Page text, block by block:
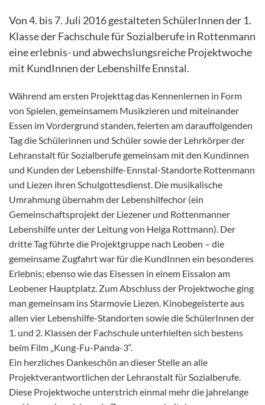
Von 4. bis 7. Juli 2016 gestalteten SchülerInnen der 1.
Klasse der Fachschule für Sozialberufe in Rottenmann
eine erlebnis- und abwechslungsreiche Projektwoche
mit KundInnen der Lebenshilfe Ennstal.
Während am ersten Projekttag das Kennenlernen in Form
von Spielen, gemeinsamem Musikzieren und miteinander
Essen im Vordergrund standen, feierten am darauffolgenden
Tag die Schülerinnen und Schüler sowie der Lehrkörper der
Lehranstalt für Sozialberufe gemeinsam mit den Kundinnen
und Kunden der Lebenshilfe-Ennstal-Standorte Rottenmann
und Liezen ihren Schulgottesdienst. Die musikalische
Umrahmung übernahm der Lebenshilfechor (ein
Gemeinschaftsprojekt der Liezener und Rottenmanner
Lebenshilfe unter der Leitung von Helga Rottmann). Der
dritte Tag führte die Projektgruppe nach Leoben – die
gemeinsame Zugfahrt war für die KundInnen ein besonderes
Erlebnis; ebenso wie das Eisessen in einem Eissalon am
Leobener Hauptplatz. Zum Abschluss der Projektwoche ging
man gemeinsam ins Starmovie Liezen. Kinobegeisterte aus
allen vier Lebenshilfe-Standorten sowie die SchülerInnen der
1. und 2. Klassen der Fachschule unterhielten sich bestens
beim Film „Kung-Fu-Panda-3“.
Ein herzliches Dankeschön an dieser Stelle an alle
Projektverantwortlichen der Lehranstalt für Sozialberufe.
Diese Projektwoche unterstrich einmal mehr die jahrelange